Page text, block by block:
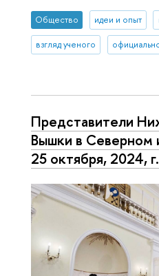
Общество идеи и опыт
взгляд ученого
Пред­ста­ви­те­ли
Вышки в Северном
25 октября, 2024,